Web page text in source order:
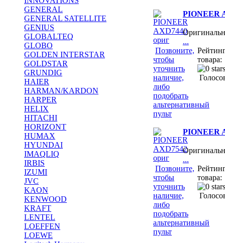
GENERAL
GENERAL SATELLITE
GENIUS
GLOBALTEQ
GLOBO
GOLDEN INTERSTAR
GOLDSTAR
GRUNDIG
HAIER
HARMAN/KARDON
HARPER
HELIX
HITACHI
HORIZONT
HUMAX
HYUNDAI
IMAQLIQ
IRBIS
IZUMI
JVC
KAON
KENWOOD
KRAFT
LENTEL
LOEFFEN
LOEWE
PIONEER
...
Позвоните,
чтобы
уточнить
наличие,
либо
подобрать
альтернативный
пульт
товара:
PIONEER
...
Позвоните,
чтобы
уточнить
наличие,
либо
подобрать
альтернативный
пульт
товара: